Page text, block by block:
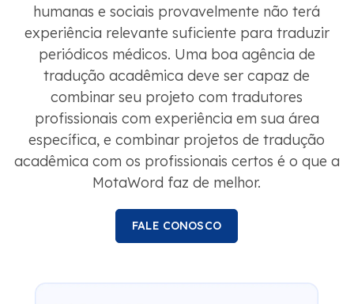
humanas e sociais provavelmente não terá
experiência relevante suficiente para traduzir
periódicos médicos. Uma boa agência de
tradução acadêmica deve ser capaz de
combinar seu projeto com tradutores
profissionais com experiência em sua área
específica, e combinar projetos de tradução
acadêmica com os profissionais certos é o que a
MotaWord faz de melhor.
FALE CONOSCO